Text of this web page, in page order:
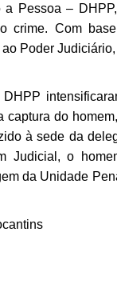
Pessoa –
crime. Com
Poder
captura do
à sede da
Judicial, o
da Unidade